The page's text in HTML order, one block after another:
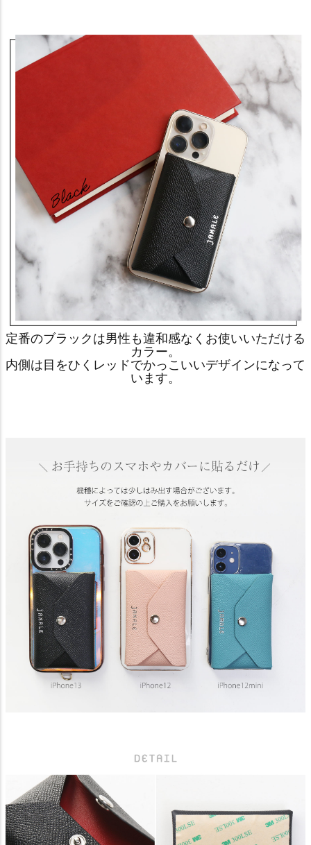
定番のブラックは男性も違和感なくお使いいただける
カラー。
内側は目をひくレッドでかっこいいデザインになって
います。